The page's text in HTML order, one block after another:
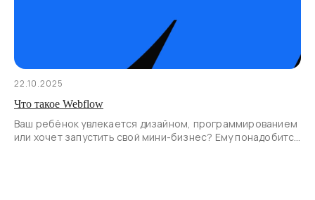
Что такое Webflow